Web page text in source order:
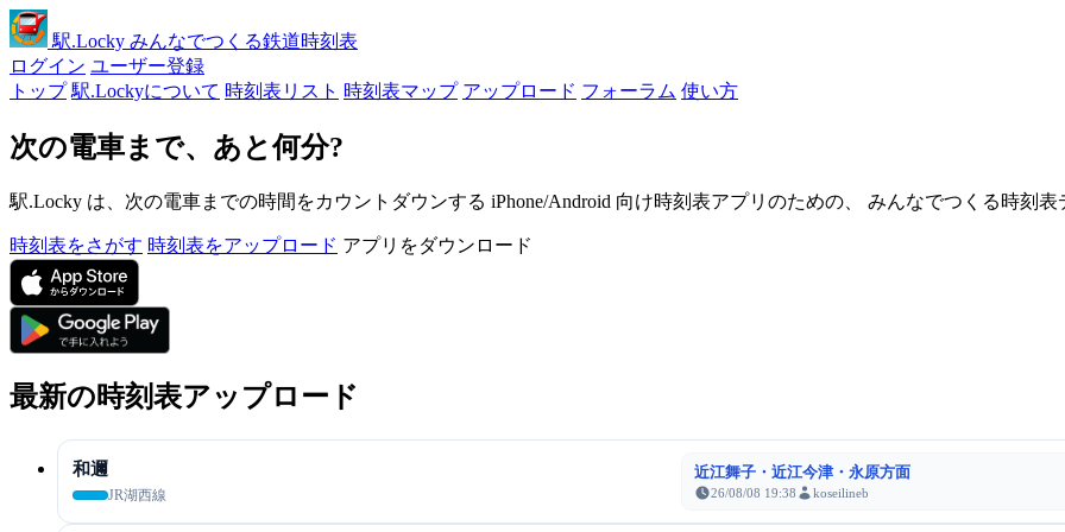
駅.Locky みんなでつくる鉄道時刻表
ログイン ユーザー登録
トップ 駅.Lockyについて 時刻表リスト 時刻表マップ アップロード フォーラム 使い方
次の電車まで、あと何分?
駅.Locky は、次の電車までの時間をカウントダウンする iPhone/Android 向け時刻表アプリのための、 みんなでつくる時刻表
時刻表をさがす 時刻表をアップロード アプリをダウンロード
最新の時刻表アップロード
和邇
JR湖西線
近江舞子・近江今津・永原方面
26/08/08 19:38 koseilineb